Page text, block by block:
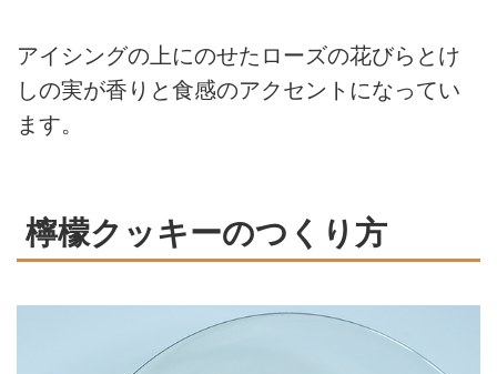
アイシングの上にのせたローズの花びらとけ
しの実が香りと食感のアクセントになってい
ます。
檸檬クッキーのつくり方